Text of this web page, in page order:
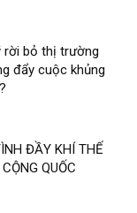
rời bỏ thị trường
đẩy cuộc khủng
ĐẦY KHÍ THẾ
QUỐC